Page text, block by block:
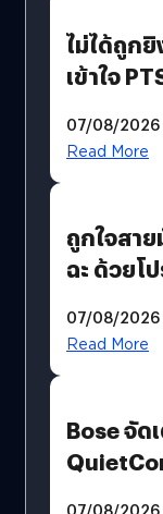
ไม่ได้ถูก
เข้าใจ
07/08/2026
Read More
ถูกใจสา
ฉะ ด้วยโ
มีภาษาไท
07/08/2026
Read More
Bose จัด
07/08/2026